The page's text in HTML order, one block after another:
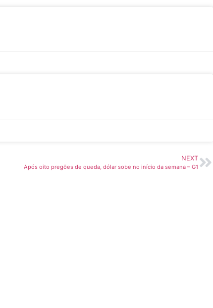
NEXT
Após oito pregões de queda, dólar sobe no início da semana – G1